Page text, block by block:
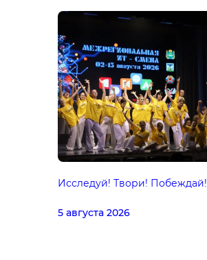
Исследуй! Твори! Побеждай!
5 августа 2026